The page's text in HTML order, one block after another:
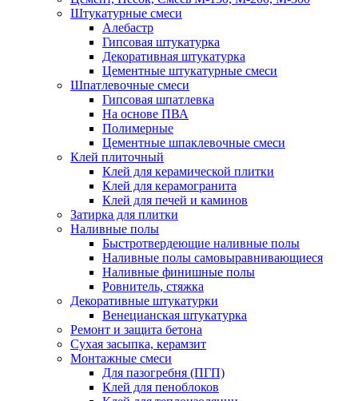
Штукатурные смеси
Алебастр
Гипсовая штукатурка
Декоративная штукатурка
Цементные штукатурные смеси
Шпатлевочные смеси
Гипсовая шпатлевка
На основе ПВА
Полимерные
Цементные шпаклевочные смеси
Клей плиточный
Клей для керамической плитки
Клей для керамогранита
Клей для печей и каминов
Затирка для плитки
Наливные полы
Быстротвердеющие наливные полы
Наливные полы самовыравнивающиеся
Наливные финишные полы
Ровнитель, стяжка
Декоративные штукатурки
Венецианская штукатурка
Ремонт и защита бетона
Сухая засыпка, керамзит
Монтажные смеси
Для пазогребня (ПГП)
Клей для пеноблоков